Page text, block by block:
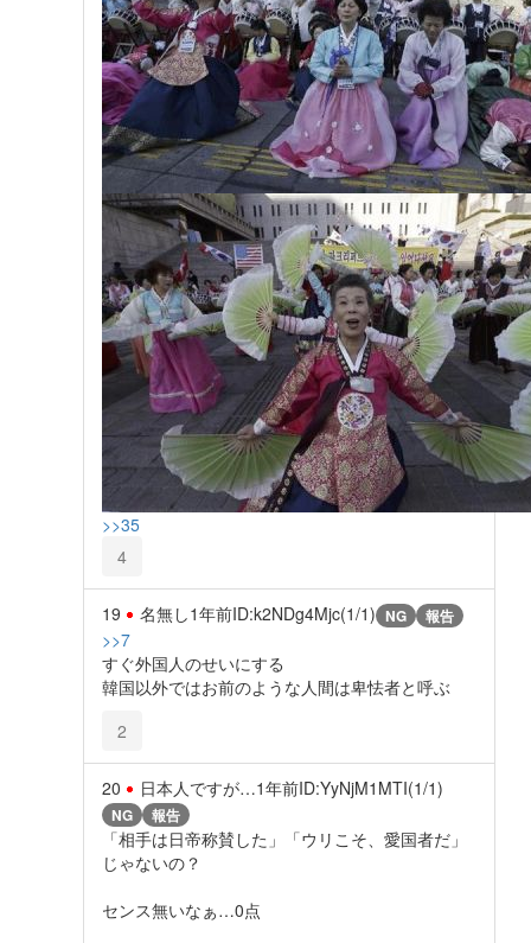
>>35
4
19 名無し1年前ID:k2NDg4Mjc(1/1) NG 報告
>>7
すぐ外国人のせいにする
韓国以外ではお前のような人間は卑怯者と呼ぶ
2
20 日本人ですが…1年前ID:YyNjM1MTI(1/1)
NG 報告
「相手は日帝称賛した」「ウリこそ、愛国者だ」
じゃないの？
センス無いなぁ…0点